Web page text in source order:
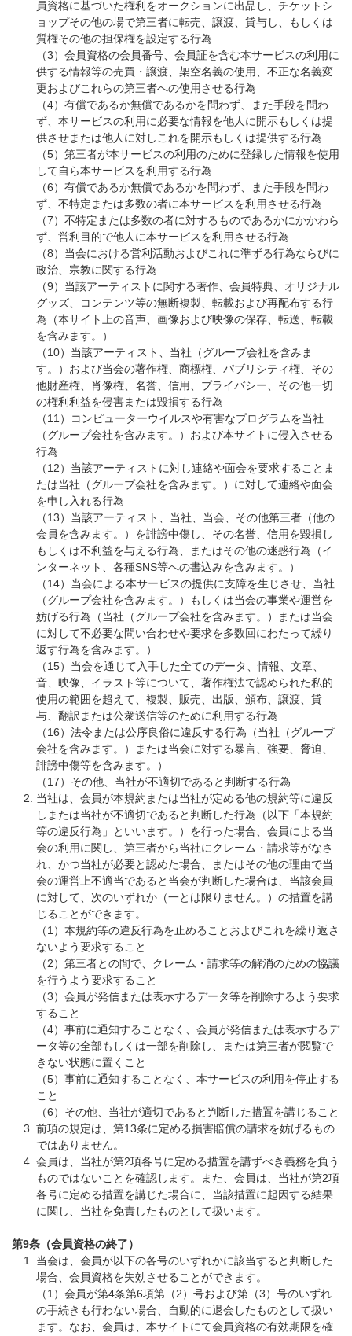
員資格に基づいた権利をオークションに出品し、チケットシ
ョップその他の場で第三者に転売、譲渡、貸与し、もしくは
質権その他の担保権を設定する行為
（3）会員資格の会員番号、会員証を含む本サービスの利用に
供する情報等の売買・譲渡、架空名義の使用、不正な名義変
更およびこれらの第三者への使用させる行為
（4）有償であるか無償であるかを問わず、また手段を問わ
ず、本サービスの利用に必要な情報を他人に開示もしくは提
供させまたは他人に対しこれを開示もしくは提供する行為
（5）第三者が本サービスの利用のために登録した情報を使用
して自ら本サービスを利用する行為
（6）有償であるか無償であるかを問わず、また手段を問わ
ず、不特定または多数の者に本サービスを利用させる行為
（7）不特定または多数の者に対するものであるかにかかわら
ず、営利目的で他人に本サービスを利用させる行為
（8）当会における営利活動およびこれに準ずる行為ならびに
政治、宗教に関する行為
（9）当該アーティストに関する著作、会員特典、オリジナル
グッズ、コンテンツ等の無断複製、転載および再配布する行
為（本サイト上の音声、画像および映像の保存、転送、転載
を含みます。）
（10）当該アーティスト、当社（グループ会社を含みま
す。）および当会の著作権、商標権、パブリシティ権、その
他財産権、肖像権、名誉、信用、プライバシー、その他一切
の権利利益を侵害または毀損する行為
（11）コンピューターウイルスや有害なプログラムを当社
（グループ会社を含みます。）および本サイトに侵入させる
行為
（12）当該アーティストに対し連絡や面会を要求することま
たは当社（グループ会社を含みます。）に対して連絡や面会
を申し入れる行為
（13）当該アーティスト、当社、当会、その他第三者（他の
会員を含みます。）を誹謗中傷し、その名誉、信用を毀損し
もしくは不利益を与える行為、またはその他の迷惑行為（イ
ンターネット、各種SNS等への書込みを含みます。）
（14）当会による本サービスの提供に支障を生じさせ、当社
（グループ会社を含みます。）もしくは当会の事業や運営を
妨げる行為（当社（グループ会社を含みます。）または当会
に対して不必要な問い合わせや要求を多数回にわたって繰り
返す行為を含みます。）
（15）当会を通じて入手した全てのデータ、情報、文章、
音、映像、イラスト等について、著作権法で認められた私的
使用の範囲を超えて、複製、販売、出版、頒布、譲渡、貸
与、翻訳または公衆送信等のために利用する行為
（16）法令または公序良俗に違反する行為（当社（グループ
会社を含みます。）または当会に対する暴言、強要、脅迫、
誹謗中傷等を含みます。）
（17）その他、当社が不適切であると判断する行為
当社は、会員が本規約または当社が定める他の規約等に違反
しまたは当社が不適切であると判断した行為（以下「本規約
等の違反行為」といいます。）を行った場合、会員による当
会の利用に関し、第三者から当社にクレーム・請求等がなさ
れ、かつ当社が必要と認めた場合、またはその他の理由で当
会の運営上不適当であると当会が判断した場合は、当該会員
に対して、次のいずれか（一とは限りません。）の措置を講
じることができます。
（1）本規約等の違反行為を止めることおよびこれを繰り返さ
ないよう要求すること
（2）第三者との間で、クレーム・請求等の解消のための協議
を行うよう要求すること
（3）会員が発信または表示するデータ等を削除するよう要求
すること
（4）事前に通知することなく、会員が発信または表示するデ
ータ等の全部もしくは一部を削除し、または第三者が閲覧で
きない状態に置くこと
（5）事前に通知することなく、本サービスの利用を停止する
こと
（6）その他、当社が適切であると判断した措置を講じること
前項の規定は、第13条に定める損害賠償の請求を妨げるもの
ではありません。
会員は、当社が第2項各号に定める措置を講ずべき義務を負う
ものではないことを確認します。また、会員は、当社が第2項
各号に定める措置を講じた場合に、当該措置に起因する結果
に関し、当社を免責したものとして扱います。
第9条（会員資格の終了）
当会は、会員が以下の各号のいずれかに該当すると判断した
場合、会員資格を失効させることができます。
（1）会員が第4条第6項第（2）号および第（3）号のいずれ
の手続きも行わない場合、自動的に退会したものとして扱い
ます。なお、会員は、本サイトにて会員資格の有効期限を確